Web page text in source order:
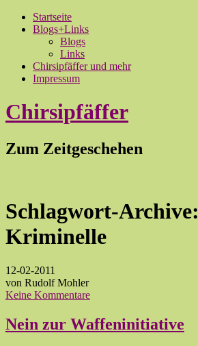
Startseite
Blogs+Links
Blogs
Links
Chirsipfäffer und mehr
Impressum
Chirsipfäffer
Zum Zeitgeschehen
Schlagwort-Archive:
Kriminelle
12-02-2011
von Rudolf Mohler
Keine Kommentare
Nein zur Waffeninitiative